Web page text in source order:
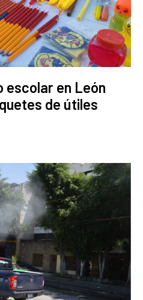
escolar en León
de útiles